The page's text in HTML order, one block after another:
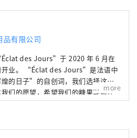
品有限公司
des Jours”于 2020 年 6 月在
开业。 “Éclat des Jours”是法语中
的日子”的自创词，我们选择这个
们的愿望，希望我们的糖果能够在
日常生活中陪伴顾客，为他们难忘
more